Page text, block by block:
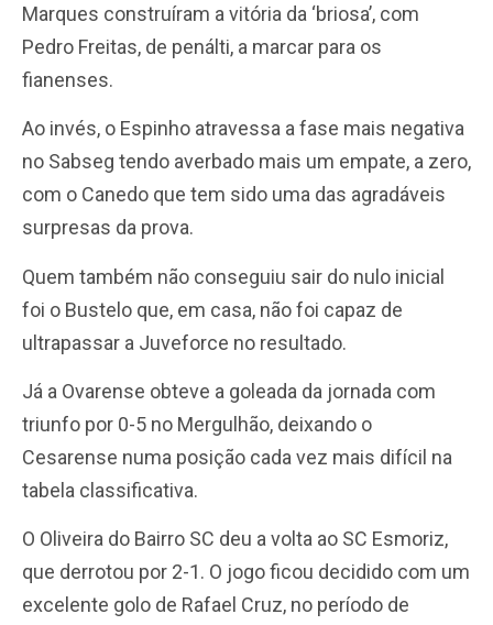
Marques construíram a vitória da ‘briosa’, com
Pedro Freitas, de penálti, a marcar para os
fianenses.
Ao invés, o Espinho atravessa a fase mais negativa
no Sabseg tendo averbado mais um empate, a zero,
com o Canedo que tem sido uma das agradáveis
surpresas da prova.
Quem também não conseguiu sair do nulo inicial
foi o Bustelo que, em casa, não foi capaz de
ultrapassar a Juveforce no resultado.
Já a Ovarense obteve a goleada da jornada com
triunfo por 0-5 no Mergulhão, deixando o
Cesarense numa posição cada vez mais difícil na
tabela classificativa.
O Oliveira do Bairro SC deu a volta ao SC Esmoriz,
que derrotou por 2-1. O jogo ficou decidido com um
excelente golo de Rafael Cruz, no período de